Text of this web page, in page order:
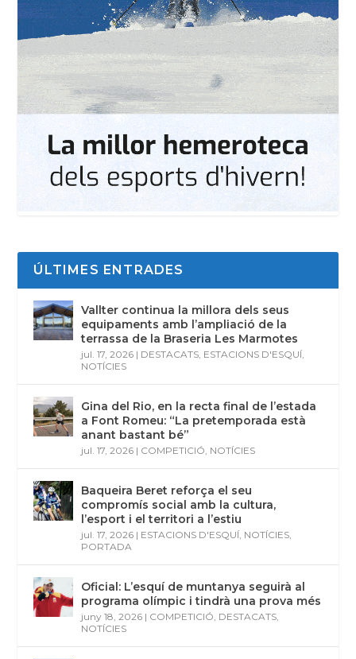
ÚLTIMES ENTRADES
Vallter continua la millora dels seus
equipaments amb l’ampliació de la
terrassa de la Braseria Les Marmotes
jul. 17, 2026 | DESTACATS, ESTACIONS D'ESQUÍ,
NOTÍCIES
Gina del Rio, en la recta final de l’estada
a Font Romeu: “La pretemporada està
anant bastant bé”
jul. 17, 2026 | COMPETICIÓ, NOTÍCIES
Baqueira Beret reforça el seu
compromís social amb la cultura,
l’esport i el territori a l’estiu
jul. 17, 2026 | ESTACIONS D'ESQUÍ, NOTÍCIES,
PORTADA
Oficial: L’esquí de muntanya seguirà al
programa olímpic i tindrà una prova més
juny 18, 2026 | COMPETICIÓ, DESTACATS,
NOTÍCIES